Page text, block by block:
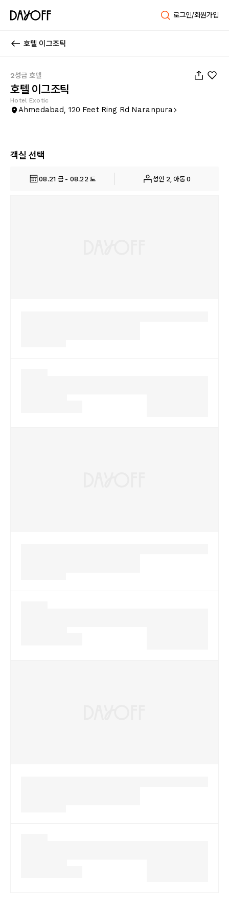
로그인/회원가입
호텔 이그조틱
2성급 호텔
호텔 이그조틱
Hotel Exotic
Ahmedabad, 120 Feet Ring Rd Naranpura
객실 선택
08.21 금 - 08.22 토 성인 2, 아동 0